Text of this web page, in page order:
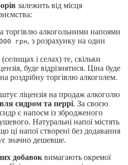
залежить від місця
торгівлю алкогольними напоями
грн, з розрахунку на один
(селищах і селах) те, скільки
буде відрізнятися. Ціна буде
на роздрібну торгівлю алкоголем.
ліцензія на продаж алкоголю
сидром та перрі. За своєю
є напоєм із збродженого
Натуральні напої містять
ці напої створені без додавання
значно дешевше.
добавок вимагають окремої